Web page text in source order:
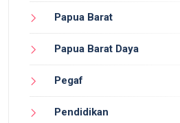
Papua Barat
Papua Barat Daya
Pegaf
Pendidikan